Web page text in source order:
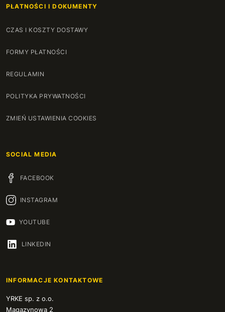
PŁATNOŚCI I DOKUMENTY
CZAS I KOSZTY DOSTAWY
FORMY PŁATNOŚCI
REGULAMIN
POLITYKA PRYWATNOŚCI
ZMIEŃ USTAWIENIA COOKIES
SOCIAL MEDIA
FACEBOOK
INSTAGRAM
YOUTUBE
LINKEDIN
INFORMACJE KONTAKTOWE
YRKE sp. z o.o.
Magazynowa 2